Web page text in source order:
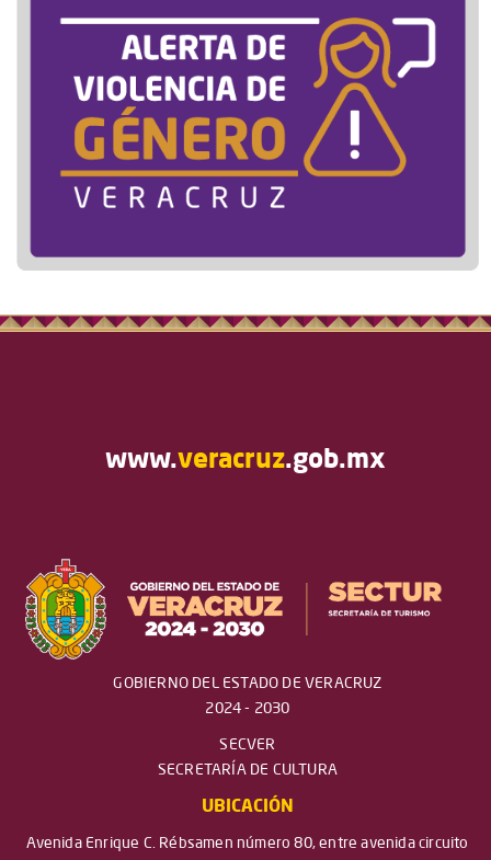
www.veracruz.gob.mx
GOBIERNO DEL ESTADO DE VERACRUZ
2024 - 2030
SECVER
SECRETARÍA DE CULTURA
UBICACIÓN
Avenida Enrique C. Rébsamen número 80, entre avenida circuito